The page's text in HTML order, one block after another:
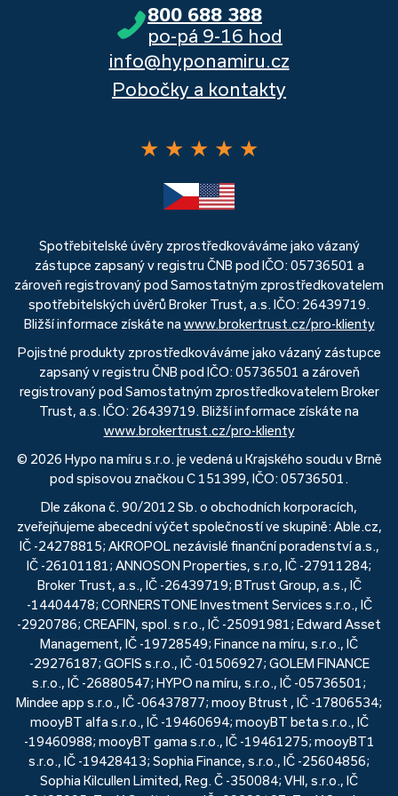
800 688 388
po-pá 9-16 hod
info@hyponamiru.cz
Pobočky a kontakty
★ ★ ★ ★ ★
Spotřebitelské úvěry zprostředkováváme jako vázaný
zástupce zapsaný v registru ČNB pod IČO: 05736501 a
zároveň registrovaný pod Samostatným zprostředkovatelem
spotřebitelských úvěrů Broker Trust, a.s. IČO: 26439719.
Bližší informace získáte na www.brokertrust.cz/pro-klienty
Pojistné produkty zprostředkováváme jako vázaný zástupce
zapsaný v registru ČNB pod IČO: 05736501 a zároveň
registrovaný pod Samostatným zprostředkovatelem Broker
Trust, a.s. IČO: 26439719. Bližší informace získáte na
www.brokertrust.cz/pro-klienty
© 2026 Hypo na míru s.r.o. je vedená u Krajského soudu v Brně
pod spisovou značkou C 151399, IČO: 05736501.
Dle zákona č. 90/2012 Sb. o obchodních korporacích,
zveřejňujeme abecední výčet společností ve skupině: Able.cz,
IČ -24278815; AKROPOL nezávislé finanční poradenství a.s.,
IČ -26101181; ANNOSON Properties, s.r.o, IČ -27911284;
Broker Trust, a.s., IČ -26439719; BTrust Group, a.s., IČ
-14404478; CORNERSTONE Investment Services s.r.o., IČ
-2920786; CREAFIN, spol. s r.o., IČ -25091981; Edward Asset
Management, IČ -19728549; Finance na míru, s.r.o., IČ
-29276187; GOFIS s.r.o., IČ -01506927; GOLEM FINANCE
s.r.o., IČ -26880547; HYPO na míru, s.r.o., IČ -05736501;
Mindee app s.r.o., IČ -06437877; mooy Btrust , IČ -17806534;
mooyBT alfa s.r.o., IČ -19460694; mooyBT beta s.r.o., IČ
-19460988; mooyBT gama s.r.o., IČ -19461275; mooyBT1
s.r.o., IČ -19428413; Sophia Finance, s.r.o., IČ -25604856;
Sophia Kilcullen Limited, Reg. Č -350084; VHI, s.r.o., IČ